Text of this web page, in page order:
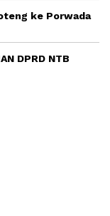
ke Porwada
DPRD NTB